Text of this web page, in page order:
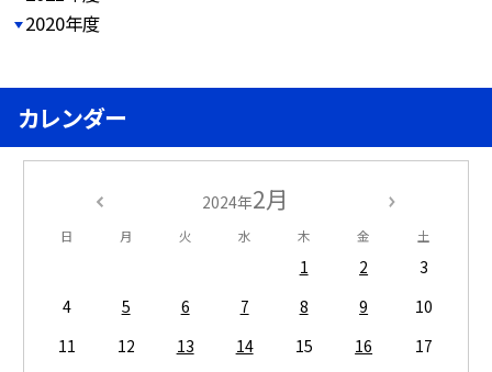
2020年度
カレンダー
2024年2月
日 月 火 水 木 金 土
1 2
3
4
5 6 7 8 9
10
11
12 13 14 15 16
17